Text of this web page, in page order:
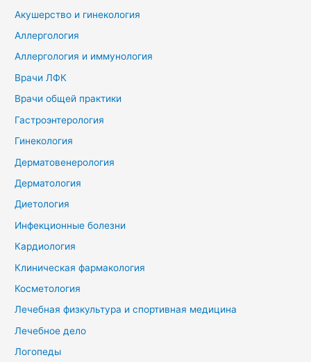
Акушерство и гинекология
Аллергология
Аллергология и иммунология
Врачи ЛФК
Врачи общей практики
Гастроэнтерология
Гинекология
Дерматовенерология
Дерматология
Диетология
Инфекционные болезни
Кардиология
Клиническая фармакология
Косметология
Лечебная физкультура и спортивная медицина
Лечебное дело
Логопеды